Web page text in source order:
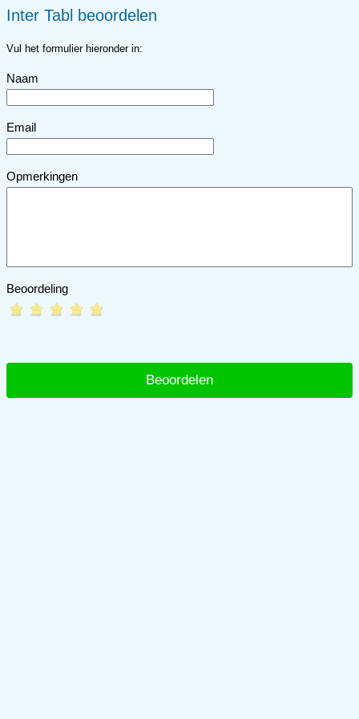
Inter Tabl beoordelen
Vul het formulier hieronder in:
Naam
Email
Opmerkingen
Beoordeling